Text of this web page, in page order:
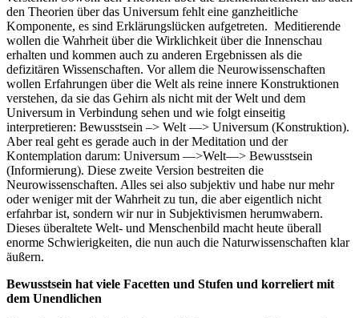
den Theorien über das Universum fehlt eine ganzheitliche
Komponente, es sind Erklärungslücken aufgetreten. Meditierende
wollen die Wahrheit über die Wirklichkeit über die Innenschau
erhalten und kommen auch zu anderen Ergebnissen als die
defizitären Wissenschaften. Vor allem die Neurowissenschaften
wollen Erfahrungen über die Welt als reine innere Konstruktionen
verstehen, da sie das Gehirn als nicht mit der Welt und dem
Universum in Verbindung sehen und wie folgt einseitig
interpretieren: Bewusstsein –> Welt —> Universum (Konstruktion).
Aber real geht es gerade auch in der Meditation und der
Kontemplation darum: Universum —>Welt—> Bewusstsein
(Informierung). Diese zweite Version bestreiten die
Neurowissenschaften. Alles sei also subjektiv und habe nur mehr
oder weniger mit der Wahrheit zu tun, die aber eigentlich nicht
erfahrbar ist, sondern wir nur in Subjektivismen herumwabern.
Dieses überaltete Welt- und Menschenbild macht heute überall
enorme Schwierigkeiten, die nun auch die Naturwissenschaften klar
äußern.
Bewusstsein hat viele Facetten und Stufen und korreliert mit
dem Unendlichen